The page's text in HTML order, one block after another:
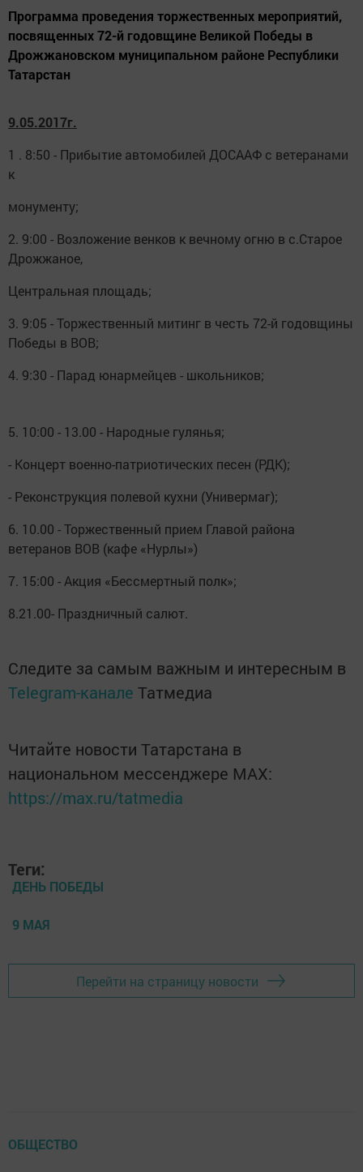
Программа проведения торжественных мероприятий,
посвященных 72-й годовщине Великой Победы в
Дрожжановском муниципальном районе Республики
Татарстан
9.05.2017г.
1 . 8:50 - Прибытие автомобилей ДОСААФ с ветеранами
к
монументу;
2. 9:00 - Возложение венков к вечному огню в с.Старое
Дрожжаное,
Центральная площадь;
3. 9:05 - Торжественный митинг в честь 72-й годовщины
Победы в ВОВ;
4. 9:30 - Парад юнармейцев - школьников;
5. 10:00 - 13.00 - Народные гулянья;
- Концерт военно-патриотических песен (РДК);
- Реконструкция полевой кухни (Универмаг);
6. 10.00 - Торжественный прием Главой района
ветеранов ВОВ (кафе «Нурлы»)
7. 15:00 - Акция «Бессмертный полк»;
8.21.00- Праздничный салют.
Следите за самым важным и интересным в
Telegram-канале Татмедиа
Читайте новости Татарстана в
национальном мессенджере MАХ:
https://max.ru/tatmedia
Теги:
ДЕНЬ ПОБЕДЫ
9 МАЯ
Перейти на страницу новости
ОБЩЕСТВО